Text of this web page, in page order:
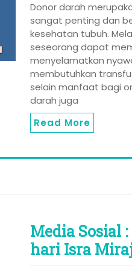
Donor darah
sangat penting dan
kesehatan tubuh.
seseorang dapat
menyelamatkan
membutuhkan
selain manfaat bagi
darah juga
Read More
Media Sosial
hari Isra